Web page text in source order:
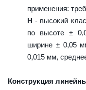
применения:
H - высокий
по высоте ±
ширине ± 0,05
0,015 мм,
Конструкция